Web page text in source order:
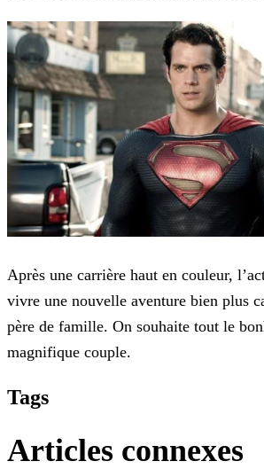
Après une carrière haut en couleur,
vivre une nouvelle aventure bien plus
père de famille. On souhaite tout le
magnifique couple.
Tags
Articles connexes